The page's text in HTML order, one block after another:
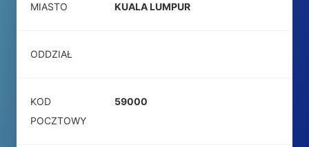
MIASTO KUALA LUMPUR
ODDZIAŁ
KOD
POCZTOWY
59000